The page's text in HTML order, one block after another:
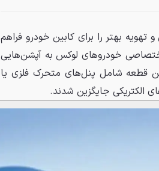
بهتر را برای کابین خودرو فراهم
خودروهای لوکس به آپشن‌هایی
قطعه شامل پنل‌های متحرک فلزی یا
الکتریکی جایگزین شدند.